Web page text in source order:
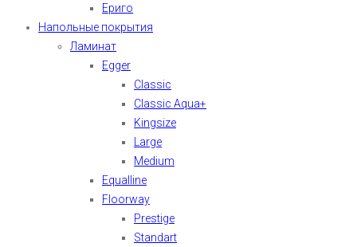
Ериго
Напольные покрытия
Ламинат
Egger
Classic
Classic Aqua+
Kingsize
Large
Medium
Equalline
Floorway
Prestige
Standart